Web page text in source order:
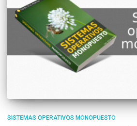
SISTEMAS OPERATIVOS MONOPUESTO